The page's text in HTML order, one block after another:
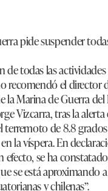
pide suspender
de todas las
recomendó el director
la Marina de Guerra del
Vizcarra,tras la
terremoto de 8.8
la víspera. En
efecto, se ha
se está aproximando
y chilenas”.